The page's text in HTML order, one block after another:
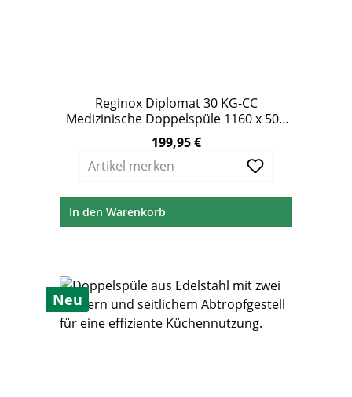
Reginox Diplomat 30 KG-CC
Medizinische Doppelspüle 1160 x 500
mm ohne Überlauf
Regulärer Preis:199,95 €
Artikel merken
In den Warenkorb
Neu